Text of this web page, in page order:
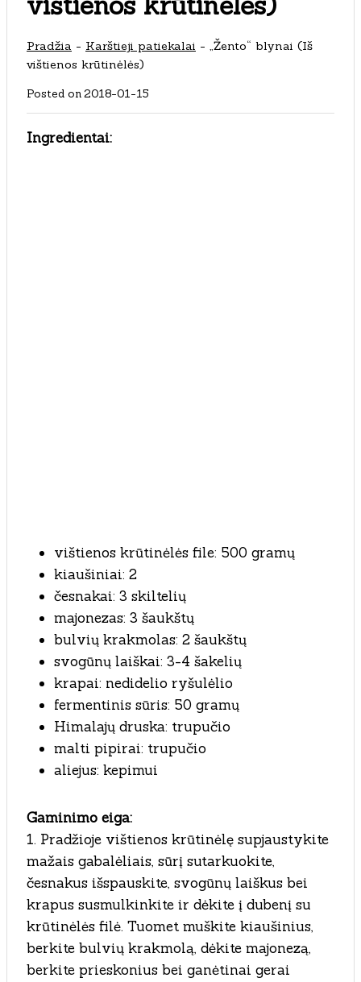
Pradžia - Karštieji patiekalai - „Žento“ blynai (Iš
vištienos krūtinėlės)
Posted on2018-01-15
Ingredientai:
vištienos krūtinėlės file: 500 gramų
kiaušiniai: 2
česnakai: 3 skiltelių
majonezas: 3 šaukštų
bulvių krakmolas: 2 šaukštų
svogūnų laiškai: 3-4 šakelių
krapai: nedidelio ryšulėlio
fermentinis sūris: 50 gramų
Himalajų druska: trupučio
malti pipirai: trupučio
aliejus: kepimui
Gaminimo eiga:
1. Pradžioje vištienos krūtinėlę supjaustykite
mažais gabalėliais, sūrį sutarkuokite,
česnakus išspauskite, svogūnų laiškus bei
krapus susmulkinkite ir dėkite į dubenį su
krūtinėlės filė. Tuomet muškite kiaušinius,
berkite bulvių krakmolą, dėkite majonezą,
berkite prieskonius bei ganėtinai gerai